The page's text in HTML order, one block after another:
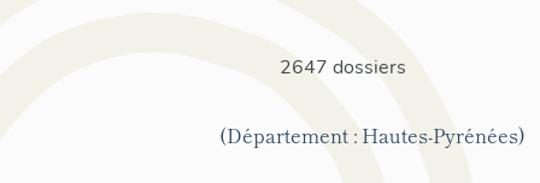
2647 dossiers
(Département : Hautes-Pyrénées)